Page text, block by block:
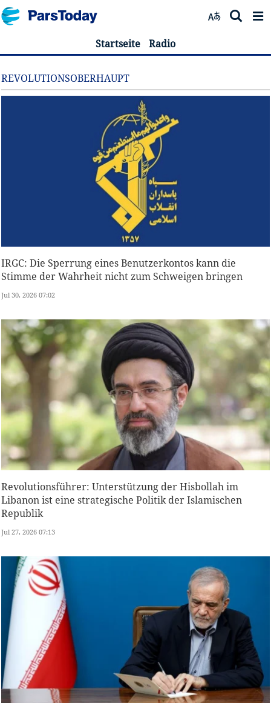
Startseite Radio
REVOLUTIONSOBERHAUPT
IRGC: Die Sperrung eines Benutzerkontos kann die
Stimme der Wahrheit nicht zum Schweigen bringen
Jul 30, 2026 07:02
Revolutionsführer: Unterstützung der Hisbollah im
Libanon ist eine strategische Politik der Islamischen
Republik
Jul 27, 2026 07:13